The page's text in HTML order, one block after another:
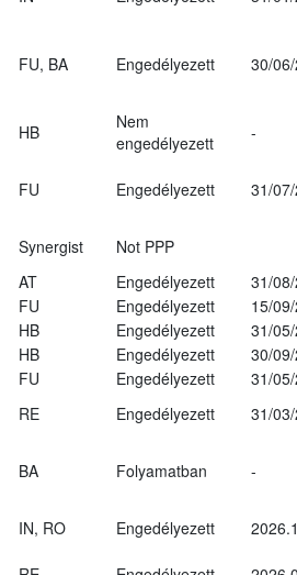
FU, BA Engedélyezett 30/
HB
Nem
engedélyezett
-
FU Engedélyezett 31/
Synergist
Not PPP
AT Engedélyezett
31/
FU Engedélyezett
15/
HB Engedélyezett
31/
HB Engedélyezett
30/
FU Engedélyezett
31/
RE Engedélyezett
31/
BA Folyamatban -
IN, RO Engedélyezett